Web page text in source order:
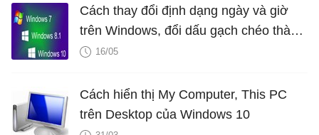
Cách thay đổi định dạng ngày và giờ
trên Windows, đổi dấu gạch chéo thành
dấu chấm
16/05
Cách hiển thị My Computer, This PC
trên Desktop của Windows 10